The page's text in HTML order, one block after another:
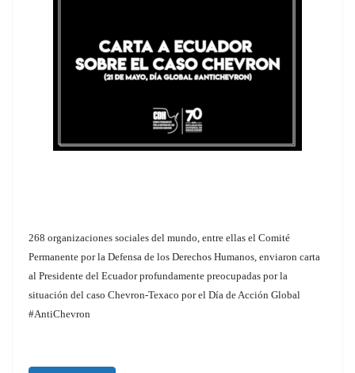
268 organizaciones sociales del mundo, entre ellas el Comité
Permanente por la Defensa de los Derechos Humanos, enviaron carta
al Presidente del Ecuador profundamente preocupadas por la
situación del caso Chevron-Texaco por el Día de Acción Global
#AntiChevron